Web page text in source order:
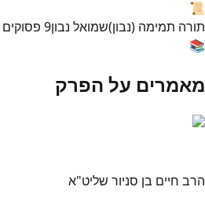
📜
תורה תמימה (נבון)שמואל נבון9 פסוקים
📚
מאמרים על הפרק
הרב חיים בן סניור שליט"א